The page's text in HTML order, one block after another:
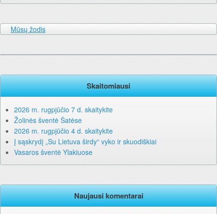
Mūsų žodis
Skaitomiausi
2026 m. rugpjūčio 7 d. skaitykite
Žolinės šventė Šatėse
2026 m. rugpjūčio 4 d. skaitykite
Į sąskrydį „Su Lietuva širdy“ vyko ir skuodiškiai
Vasaros šventė Ylakiuose
Naujausi komentarai